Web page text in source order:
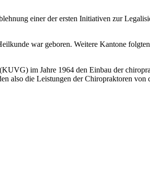
einer der ersten Initiativen zur
war geboren. Weitere Kantone
im Jahre 1964 den Einbau der
also die Leistungen der Chiropraktoren von